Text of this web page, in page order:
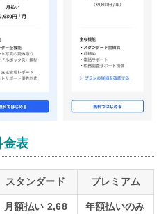
金表
スタンダード プレミアム
月額払い 2,68
年額払いのみ